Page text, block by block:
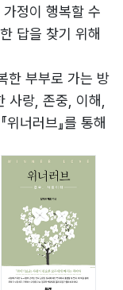
보자070
를 하자072
정이 행복할 수
답을 찾기 위해
한 부부로 가는 방
사랑, 존중, 이해,
너러브』를 통해
, 부부에게 사랑은
길 바라고 있다.
향력을 넓혀 가고
이더라』, 『믿음으